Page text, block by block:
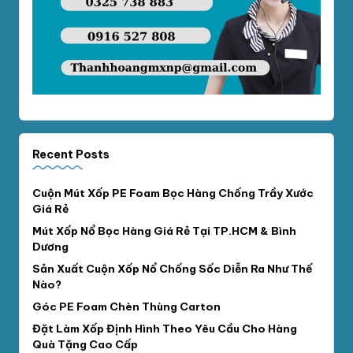
Recent Posts
Cuộn Mút Xốp PE Foam Bọc Hàng Chống Trầy Xước
Giá Rẻ
Mút Xốp Nổ Bọc Hàng Giá Rẻ Tại TP.HCM & Bình
Dương
Sản Xuất Cuộn Xốp Nổ Chống Sốc Diễn Ra Như Thế
Nào?
Góc PE Foam Chèn Thùng Carton
Đặt Làm Xốp Định Hình Theo Yêu Cầu Cho Hàng
Quà Tặng Cao Cấp